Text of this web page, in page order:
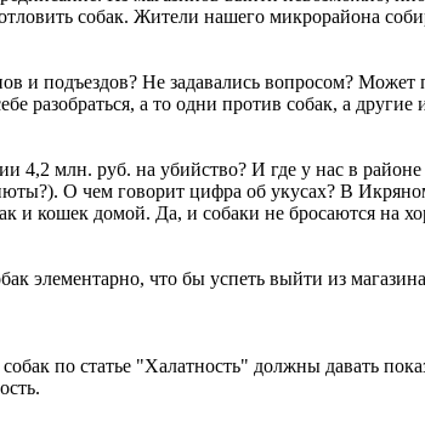
собак. Жители нашего микрорайона
и подъездов? Не задавались вопросом?
разобраться, а то одни против собак, а
4,2 млн. руб. на убийство? И где у нас в
О чем говорит цифра об укусах? В
и кошек домой. Да, и собаки не бросаются на
элементарно, что бы успеть выйти из
по статье "Халатность" должны давать